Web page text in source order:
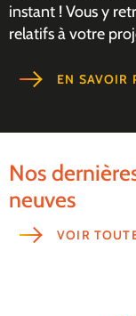
instant ! Vous y
relatifs à votre
EN SAVOIR
Nos
neuves
VOIR